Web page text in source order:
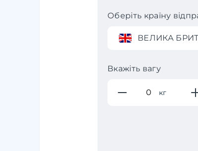
Оберіть країну
ВЕЛИКА
Вкажіть вагу
кг